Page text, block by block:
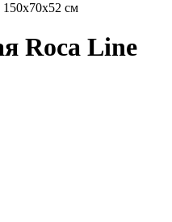
150x70x52 см
Roca Line